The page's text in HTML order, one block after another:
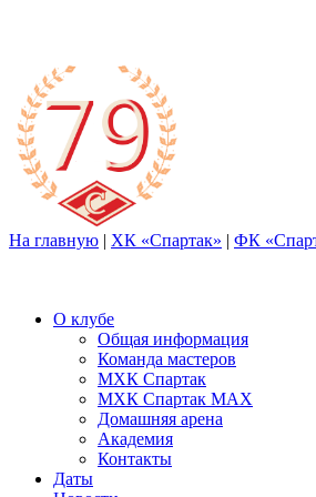
На главную | ХК «Спартак» | ФК
О клубе
Общая информация
Команда мастеров
МХК Спартак
МХК Спартак МАХ
Домашняя арена
Академия
Контакты
Даты